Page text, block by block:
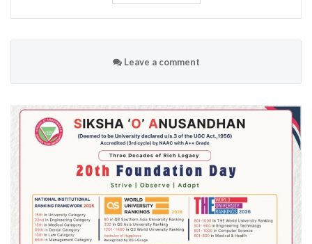
Leave a comment